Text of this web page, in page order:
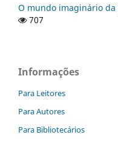
O mundo imaginário
707
Informações
Para Leitores
Para Autores
Para Bibliotecários